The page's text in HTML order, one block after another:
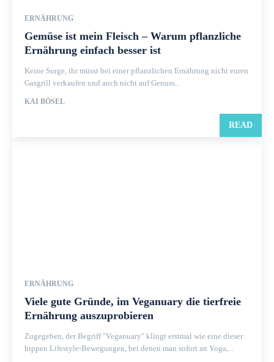
ERNÄHRUNG
Gemüse ist mein Fleisch – Warum pflanzliche
Ernährung einfach besser ist
Keine Sorge, ihr müsst bei einer pflanzlichen Ernährung nicht euren
Gasgrill verkaufen und auch nicht auf Genuss...
KAI BÖSEL
READ
ERNÄHRUNG
Viele gute Gründe, im Veganuary die tierfreie
Ernährung auszuprobieren
Zugegeben, der Begriff "Veganuary" klingt erstmal wie eine dieser
hippen Lifestyle-Bewegungen, bei denen man sofort an Yoga,...